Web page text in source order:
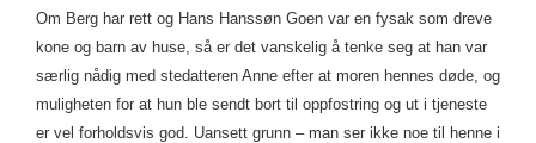
Om Berg har rett og Hans Hanssøn Goen var en fysak som dreve
kone og barn av huse, så er det vanskelig å tenke seg at han var
særlig nådig med stedatteren Anne efter at moren hennes døde, og
muligheten for at hun ble sendt bort til oppfostring og ut i tjeneste
er vel forholdsvis god. Uansett grunn – man ser ikke noe til henne i